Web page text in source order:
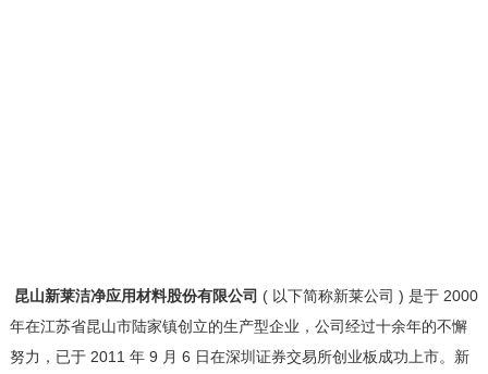
昆山新莱洁净应用材料股份有限公司 ( 以下简称新莱公司 ) 是于 2000
年在江苏省昆山市陆家镇创立的生产型企业，公司经过十余年的不懈
努力，已于 2011 年 9 月 6 日在深圳证券交易所创业板成功上市。新